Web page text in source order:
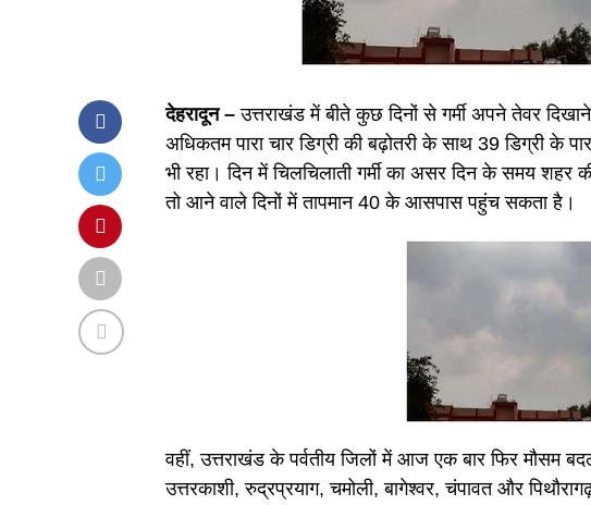
देहरादून – उत्तराखंड में बीते कुछ दिनों से गर्मी अपने तेवर
अधिकतम पारा चार डिग्री की बढ़ोतरी के साथ 39 डिग्री के
भी रहा। दिन में चिलचिलाती गर्मी का असर दिन के समय शहर
तो आने वाले दिनों में तापमान 40 के आसपास पहुंच सकता है।
वहीं, उत्तराखंड के पर्वतीय जिलों में आज एक बार फिर मौसम
उत्तरकाशी, रुद्रप्रयाग, चमोली, बागेश्वर, चंपावत और